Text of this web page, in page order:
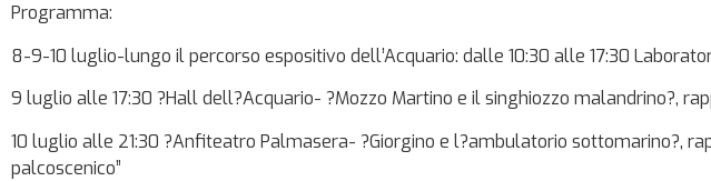
Programma:
8-9-10 luglio-lungo il percorso espositivo dell’Acquario: dalle 10:30 alle 17:30
9 luglio alle 17:30 ?Hall dell?Acquario- ?Mozzo Martino e il singhiozzo malandrino?,
10 luglio alle 21:30 ?Anfiteatro Palmasera- ?Giorgino e l?ambulatorio sottomarino?,
palcoscenico”